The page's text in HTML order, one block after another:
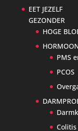
EET JEZELF
GEZONDER
HOGE
PMS
PCOS
Colitis